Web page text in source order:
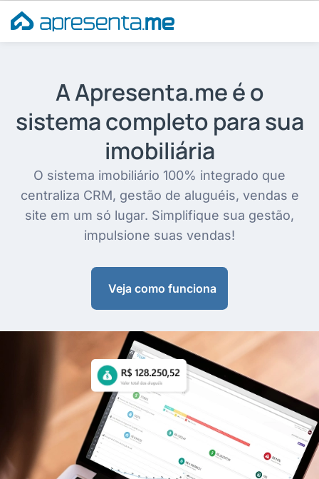
para
o
A Apresenta.me é o
sistema completo para sua
imobiliária
O sistema imobiliário 100% integrado que
centraliza CRM, gestão de aluguéis, vendas e
site em um só lugar. Simplifique sua gestão,
impulsione suas vendas!
Veja como funciona